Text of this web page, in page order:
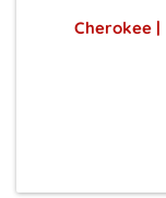
Cherokee |